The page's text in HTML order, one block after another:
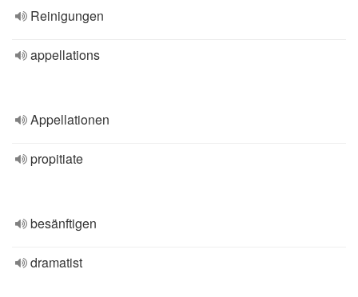
Reinigungen
appellations
Appellationen
propitiate
besänftigen
dramatist